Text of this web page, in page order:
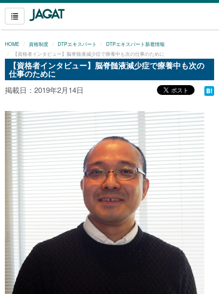
HOME 資格制度 DTPエキスパート
DTPエキスパート新着情報
【資格者インタビュー】脳脊髄液減少症で療養中も次の仕事のために
【資格者インタビュー】脳脊髄液減少症で療養中も次の
仕事のために
掲載日：2019年2月14日